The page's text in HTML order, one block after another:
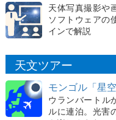
天体写真撮影や
ソフトウェアの
インで解説
天文ツアー
モンゴル「星
ウランバートル
ルに連泊。光害